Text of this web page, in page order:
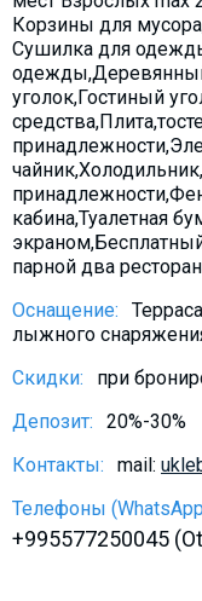
Корзины для
Сушилка для
уголок,Гостиный
кабина,Туалетная
парной два
Оснащение:
лыжного
Скидки:
при
Депозит:
20%-30%
Контакты:
mail:
Телефоны
+995577250045
Казбеги
Другое
ГРУЗИЯ
О Грузии
Визы и
Что пить?
Деньги
Галерея
Отчеты